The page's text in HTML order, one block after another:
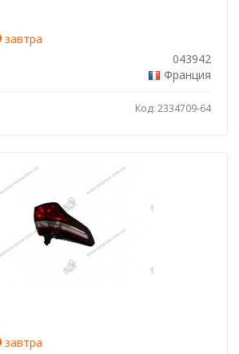
завтра
043942
Франция
Код: 2334709-64
завтра